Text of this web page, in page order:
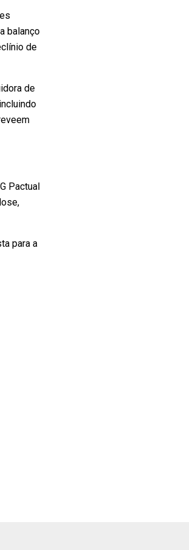
balanço
de
de
Pactual
para a